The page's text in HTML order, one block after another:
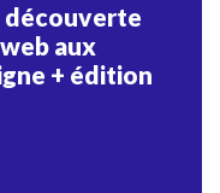
aux
+ édition